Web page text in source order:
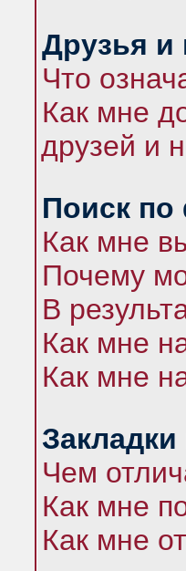
Друзья и
Что
Как мне
друзей и
Поиск
Как мне
Почему
В
Как мне
Как мне
Чем
Как мне
Как мне